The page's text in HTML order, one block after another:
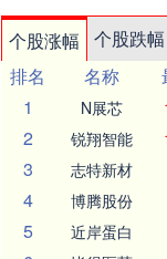
个股涨幅 个股跌幅
排名
名称
1
N展芯
2 锐翔智能
3 志特新材
4 博腾股份
5 近岸蛋白